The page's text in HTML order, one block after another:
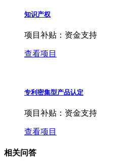
知识产权
项目补贴： 资金支持
查看项目
专利密集型产品认定
项目补贴： 资金支持
查看项目
相关问答